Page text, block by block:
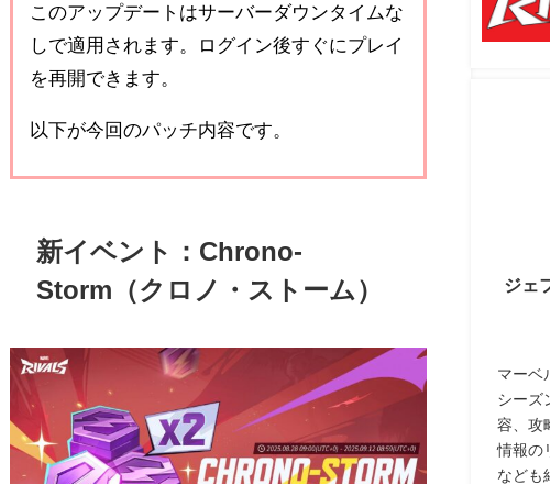
このアップデートはサーバーダウンタイムな
しで適用されます。ログイン後すぐにプレイ
を再開できます。
以下が今回のパッチ内容です。
新イベント：Chrono-
Storm（クロノ・ストーム）
ジェ
マーベ
シーズ
容、攻
情報の
なども